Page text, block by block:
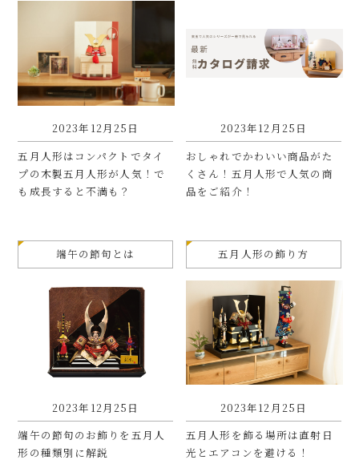
2023年12月25日
五月人形はコンパクトでタイ
プの木製五月人形が人気！で
も成長すると不満も？
2023年12月25日
おしゃれでかわいい商品がた
くさん！五月人形で人気の商
品をご紹介！
端午の節句とは
2023年12月25日
端午の節句のお飾りを五月人
形の種類別に解説
五月人形の飾り方
2023年12月25日
五月人形を飾る場所は直射日
光とエアコンを避ける！